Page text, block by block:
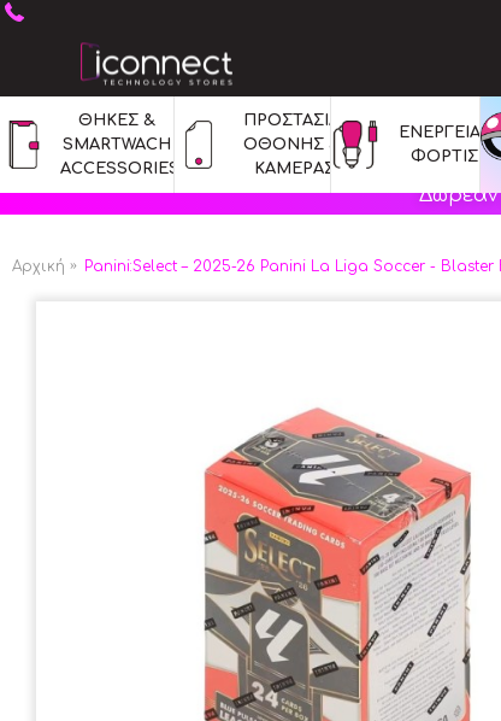
ΘΗΚΕΣ &
SMARTWACH
ACCESSORIES
ΠΡΟΣΤΑΣΙΑ
ΟΘΟΝΗΣ &
ΚΑΜΕΡΑΣ
ΕΝΕΡΓΕΙΑ &
ΦΟΡΤΙΣΗ
Δωρεάν
Αρχική Panini:Select – 2025-26 Panini La Liga Soccer - Blaster